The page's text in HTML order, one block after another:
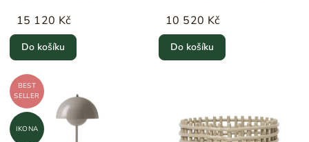
&Tradition
15 120 Kč
Do košíku
10 520 Kč
Do košíku
BEST
SELLER
IKONA